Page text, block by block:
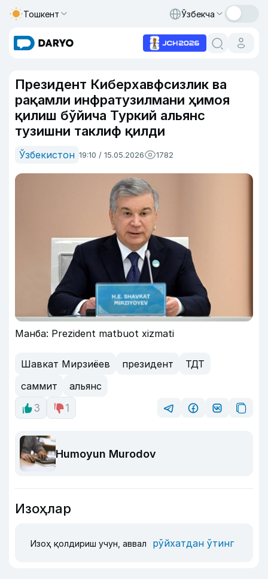
Тошкент Ўзбекча
Президент Киберхавфсизлик ва
рақамли инфратузилмани ҳимоя
қилиш бўйича Туркий альянс
тузишни таклиф қилди
Ўзбекистон 19:10 / 15.05.2026 1782
Манба: Prezident matbuot xizmati
Шавкат Мирзиёев президент
ТДТ
саммит
альянс
3
1
Humoyun Murodov
Изоҳлар
Изоҳ қолдириш учун, аввал рўйхатдан ўтинг